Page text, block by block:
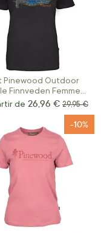
Pinewood Outdoor
Finnveden Femme
de 26,96 € Prix
29,95 €
-10%